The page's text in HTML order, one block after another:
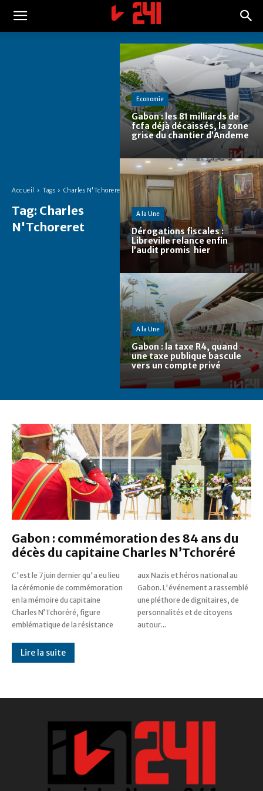
Accueil Tags Charles N'Tchoreret
Tag: Charles
N'Tchoreret
Economie
Gabon : les 81 milliards de
fcfa déjà décaissés, la zone
grise du chantier d’Andeme
A la Une
Dérogations fiscales :
Libreville relance enfin
l’audit promis hier
A la Une
Gabon : la taxe R4, quand
une taxe publique bascule
vers un compte privé
Gabon : commémoration des 84 ans du
décès du capitaine Charles N’Tchoréré
C'est le 7 juin dernier qu'a eu lieu
la cérémonie de commémoration
en la mémoire du capitaine
Charles N’Tchoréré, figure
emblématique de la résistance
aux Nazis et héros national au
Gabon. L'événement a rassemblé
une pléthore de dignitaires, de
personnalités et de citoyens
autour...
Lire la suite